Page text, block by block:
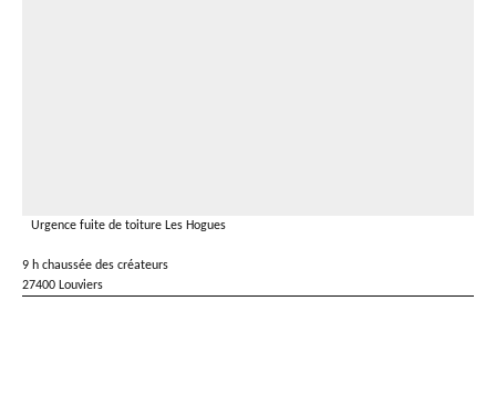
Urgence fuite de toiture Les Hogues
9 h chaussée des créateurs
27400 Louviers